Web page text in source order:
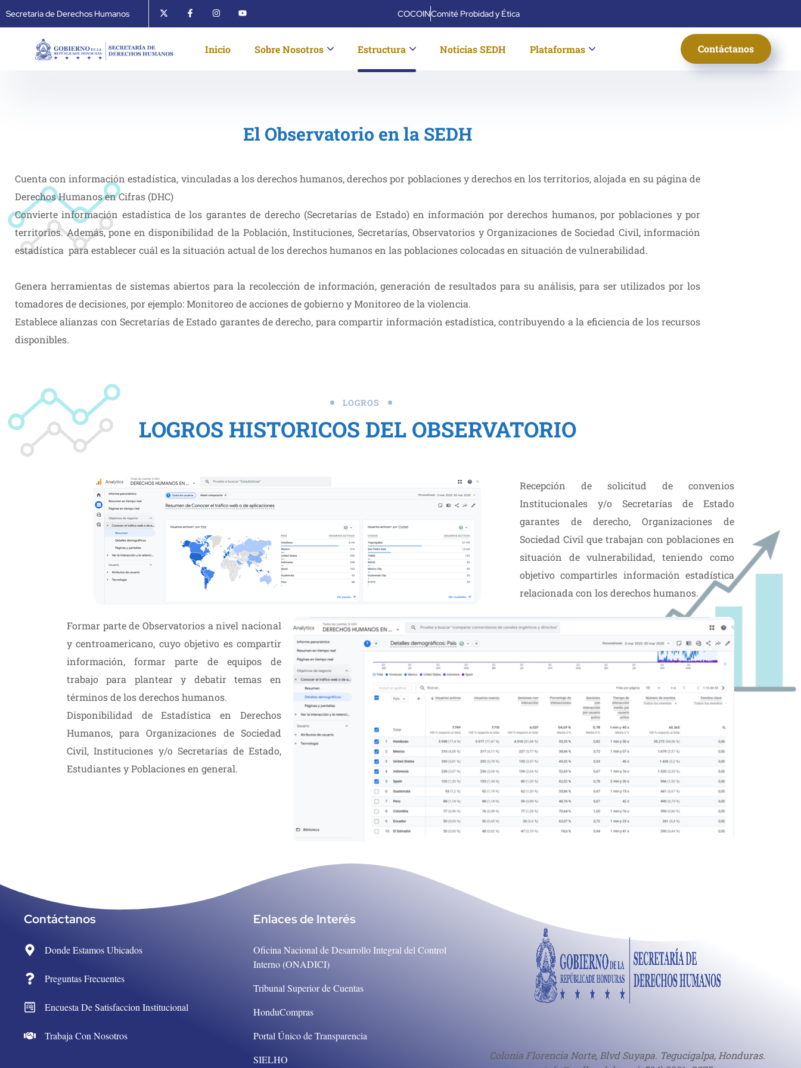
Secretaria de Derechos Humanos COCOINComité Probidad y Ética
Inicio Sobre Nosotros Estructura Noticias SEDH Plataformas Contáctanos
observatorio
El Observatorio en la SEDH
Cuenta con información estadística, vinculadas a los derechos humanos, derechos por poblaciones y derechos en los territorios, alojada en su página de
Derechos Humanos en Cifras (DHC)
Convierte información estadística de los garantes de derecho (Secretarías de Estado) en información por derechos humanos, por poblaciones y por
territorios. Además, pone en disponibilidad de la Población, Instituciones, Secretarías, Observatorios y Organizaciones de Sociedad Civil, información
estadística para establecer cuál es la situación actual de los derechos humanos en las poblaciones colocadas en situación de vulnerabilidad.
Genera herramientas de sistemas abiertos para la recolección de información, generación de resultados para su análisis, para ser utilizados por los
tomadores de decisiones, por ejemplo: Monitoreo de acciones de gobierno y Monitoreo de la violencia.
Establece alianzas con Secretarías de Estado garantes de derecho, para compartir información estadística, contribuyendo a la eficiencia de los recursos
disponibles.
LOGROS
LOGROS HISTORICOS DEL OBSERVATORIO
Recepción de solicitud de convenios
Institucionales y/o Secretarías de Estado
garantes de derecho, Organizaciones de
Sociedad Civil que trabajan con poblaciones en
situación de vulnerabilidad, teniendo como
objetivo compartirles información estadística
relacionada con los derechos humanos.
Formar parte de Observatorios a nivel nacional
y centroamericano, cuyo objetivo es compartir
información, formar parte de equipos de
trabajo para plantear y debatir temas en
términos de los derechos humanos.
Disponibilidad de Estadística en Derechos
Humanos, para Organizaciones de Sociedad
Civil, Instituciones y/o Secretarías de Estado,
Estudiantes y Poblaciones en general.
Contáctanos
Donde Estamos Ubicados
Preguntas Frecuentes
Encuesta De Satisfaccion Institucional
Trabaja Con Nosotros
Enlaces de Interés
Oficina Nacional de Desarrollo Integral del Control
Interno (ONADICI)
Tribunal Superior de Cuentas
HonduCompras
Portal Único de Transparencia
SIELHO
Colonia Florencia Norte, Blvd Suyapa. Tegucigalpa, Honduras.